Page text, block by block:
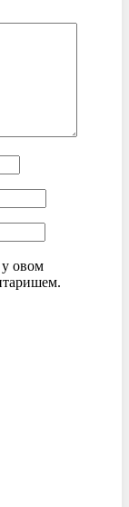
у овом